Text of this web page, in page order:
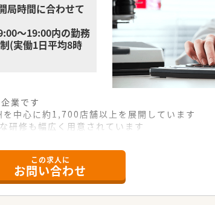
時間に合わせて
～19:00内の勤務
(実働1日平均8時
業です
を中心に約1,700店舗以上を展開しています
研修も幅広く用意されています
を選択できます
「訪問調剤特化型店舗」など様々な店舗を運営
、無菌調剤室は業界最多の51店舗設置していま
）認定」等を取得し一人ひとりが働きやすい環
この求人に
お問い合わせ